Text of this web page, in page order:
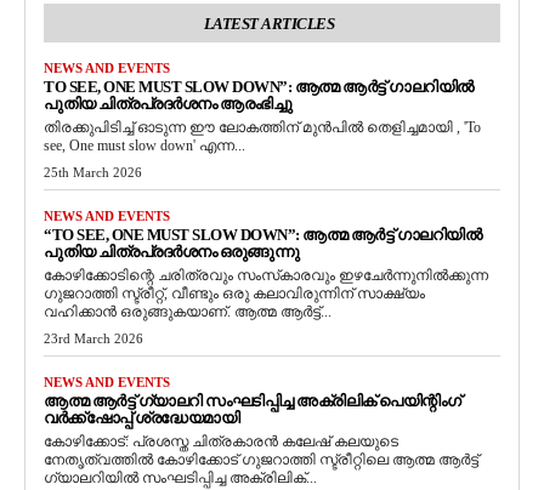
LATEST ARTICLES
NEWS AND EVENTS
TO SEE, ONE MUST SLOW DOWN”: ആത്മ ആർട്ട് ഗാലറിയിൽ
പുതിയ ചിത്രപ്രദർശനം ആരംഭിച്ചു
തിരക്കുപിടിച്ച് ഓടുന്ന ഈ ലോകത്തിന് മുൻപിൽ തെളിച്ചമായി , 'To
see, One must slow down' എന്ന...
25th March 2026
NEWS AND EVENTS
“TO SEE, ONE MUST SLOW DOWN”: ആത്മ ആർട്ട് ഗാലറിയിൽ
പുതിയ ചിത്രപ്രദർശനം ഒരുങ്ങുന്നു
കോഴിക്കോടിന്റെ ചരിത്രവും സംസ്‌കാരവും ഇഴചേർന്നുനിൽക്കുന്ന
ഗുജറാത്തി സ്ട്രീറ്റ്, വീണ്ടും ഒരു കലാവിരുന്നിന് സാക്ഷ്യം
വഹിക്കാൻ ഒരുങ്ങുകയാണ്. ആത്മ ആർട്ട്...
23rd March 2026
NEWS AND EVENTS
ആത്മ ആർട്ട് ഗ്യാലറി സംഘടിപ്പിച്ച അക്രിലിക് പെയിന്റിംഗ്
വർക്ക്‌ഷോപ്പ് ശ്രദ്ധേയമായി
കോഴിക്കോട്: പ്രശസ്ത ചിത്രകാരൻ കലേഷ് കലയുടെ
നേതൃത്വത്തിൽ കോഴിക്കോട് ഗുജറാത്തി സ്ട്രീറ്റിലെ ആത്മ ആർട്ട്
ഗ്യാലറിയിൽ സംഘടിപ്പിച്ച അക്രിലിക്...